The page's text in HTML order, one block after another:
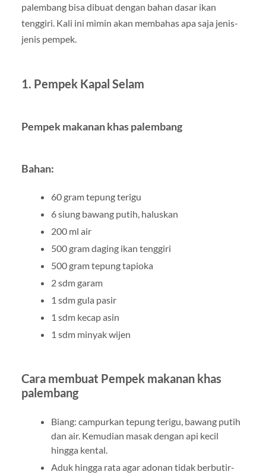
palembang bisa dibuat dengan bahan dasar ikan
tenggiri. Kali ini mimin akan membahas apa saja jenis-
jenis pempek.
1. Pempek Kapal Selam
Pempek makanan khas palembang
Bahan:
60 gram tepung terigu
6 siung bawang putih, haluskan
200 ml air
500 gram daging ikan tenggiri
500 gram tepung tapioka
2 sdm garam
1 sdm gula pasir
1 sdm kecap asin
1 sdm minyak wijen
Cara membuat Pempek makanan khas
palembang
Biang: campurkan tepung terigu, bawang putih
dan air. Kemudian masak dengan api kecil
hingga kental.
Aduk hingga rata agar adonan tidak berbutir-